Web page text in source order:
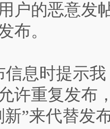
户的恶意发
布。
息时提示我
许重复发布
新”来代替发